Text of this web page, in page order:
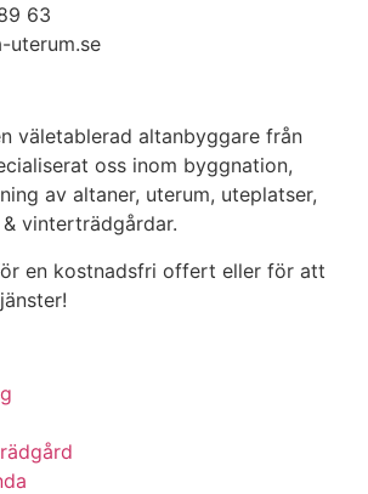
63
uterum.se
väletablerad altanbyggare från
oss inom byggnation,
av altaner, uterum, uteplatser,
vinterträdgårdar.
en kostnadsfri offert eller för att